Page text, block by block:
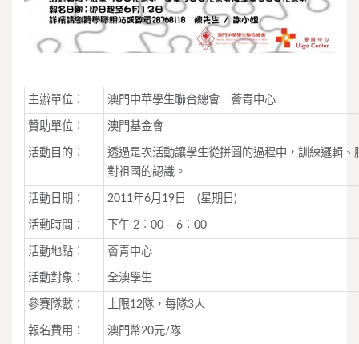
主辦單位︰ 澳門中華學生聯合總會 薈青中心
贊助單位︰ 澳門基金會
活動目的︰
透過是次活動讓學生從拼圖的過程中，訓練邏輯
對祖國的認識。
活動日期： 2011年6月19日 (星期日)
活動時間： 下午 2︰00 – 6︰00
活動地點︰ 薈青中心
活動對象： 全澳學生
參賽隊數： 上限12隊，每隊3人
報名費用： 澳門幣20元/隊